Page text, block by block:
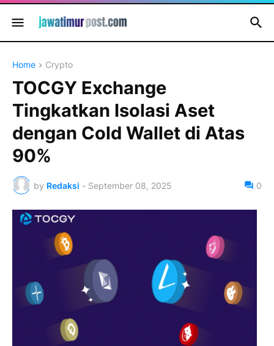
Home Crypto
TOCGY Exchange
Tingkatkan Isolasi Aset
dengan Cold Wallet di Atas
90%
by Redaksi - September 08, 2025 0